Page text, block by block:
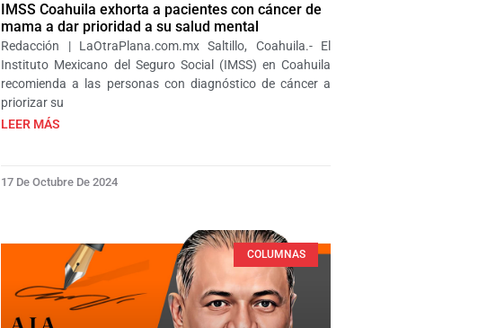
IMSS Coahuila exhorta a pacientes con cáncer de
mama a dar prioridad a su salud mental
Redacción | LaOtraPlana.com.mx Saltillo, Coahuila.- El
Instituto Mexicano del Seguro Social (IMSS) en Coahuila
recomienda a las personas con diagnóstico de cáncer a
priorizar su
LEER MÁS
17 De Octubre De 2024
COLUMNAS